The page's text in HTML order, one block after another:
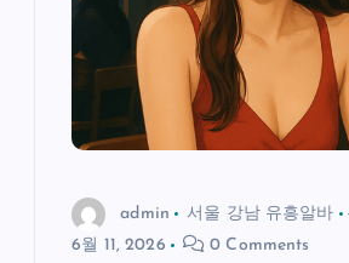
admin 서울 강남 유흥알바
6월 11, 2026
0 Comments